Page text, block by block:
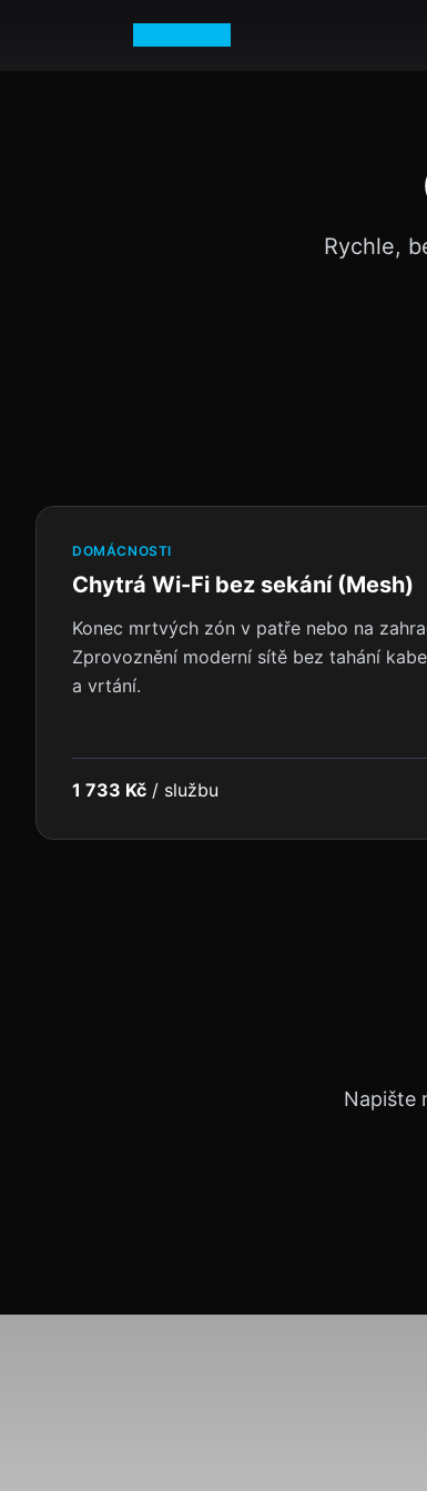
Rychle,
DOMÁCNOSTI
Chytrá Wi-Fi bez sekání (Mesh)
Konec mrtvých zón v patře nebo na
Zprovoznění moderní sítě bez tahání
a vrtání.
1 733 Kč / službu
Napište